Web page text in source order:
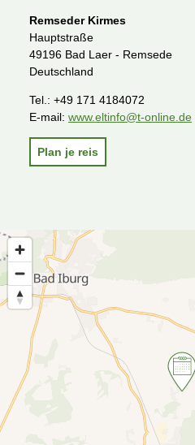
Remseder Kirmes
Hauptstraße
49196 Bad Laer - Remsede
Deutschland
Tel.: +49 171 4184072
E-mail: www.eltinfo@t-online.de
Plan je reis